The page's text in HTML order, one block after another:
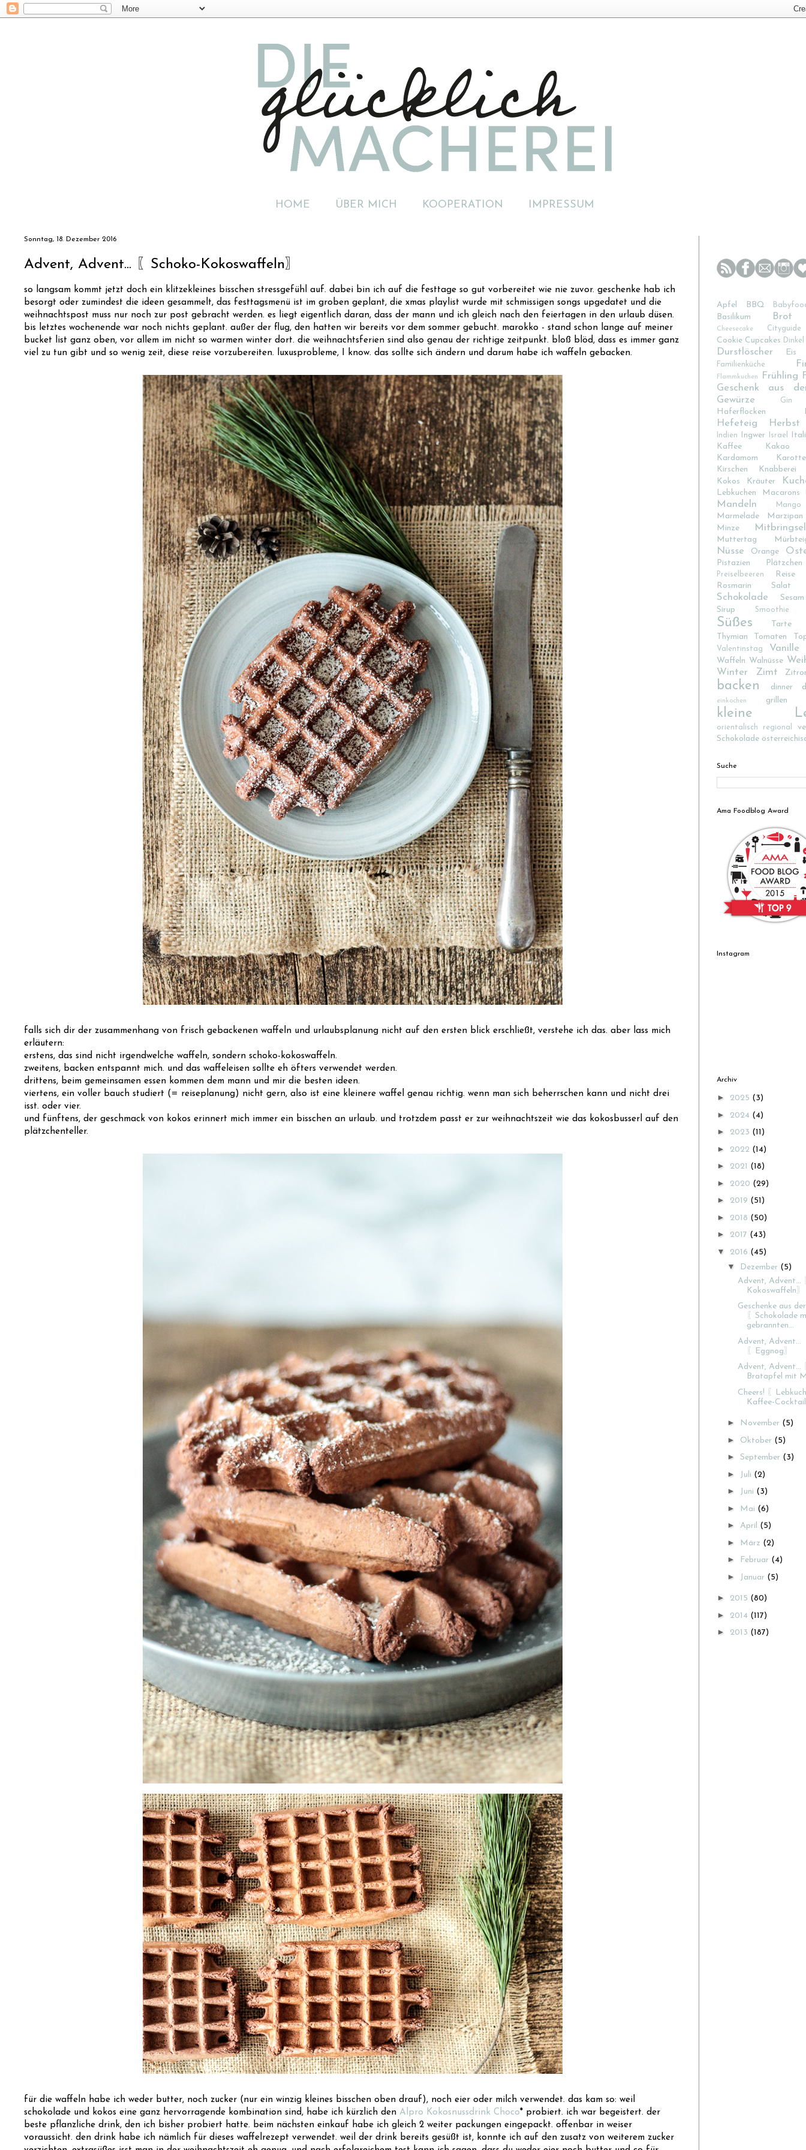
HOME ÜBER MICH KOOPERATION IMPRESSUM
Sonntag, 18. Dezember 2016
Advent, Advent... 〖Schoko-Kokoswaffeln〗
so langsam kommt jetzt doch ein klitzekleines bisschen stressgefühl auf. dabei bin ich auf die festtage so gut vorbereitet wie nie zuvor. geschenke hab ich
besorgt oder zumindest die ideen gesammelt, das festtagsmenü ist im groben geplant, die xmas playlist wurde mit schmissigen songs upgedatet und die
weihnachtspost muss nur noch zur post gebracht werden. es liegt eigentlich daran, dass der mann und ich gleich nach den feiertagen in den urlaub düsen.
bis letztes wochenende war noch nichts geplant. außer der flug, den hatten wir bereits vor dem sommer gebucht. marokko - stand schon lange auf meiner
bucket list ganz oben, vor allem im nicht so warmen winter dort. die weihnachtsferien sind also genau der richtige zeitpunkt. bloß blöd, dass es immer ganz
viel zu tun gibt und so wenig zeit, diese reise vorzubereiten. luxusprobleme, I know. das sollte sich ändern und darum habe ich waffeln gebacken.
falls sich dir der zusammenhang von frisch gebackenen waffeln und urlaubsplanung nicht auf den ersten blick erschließt, verstehe ich das. aber lass mich
erläutern:
erstens, das sind nicht irgendwelche waffeln, sondern schoko-kokoswaffeln.
zweitens, backen entspannt mich. und das waffeleisen sollte eh öfters verwendet werden.
drittens, beim gemeinsamen essen kommen dem mann und mir die besten ideen.
viertens, ein voller bauch studiert (= reiseplanung) nicht gern, also ist eine kleinere waffel genau richtig. wenn man sich beherrschen kann und nicht drei
isst. oder vier.
und fünftens, der geschmack von kokos erinnert mich immer ein bisschen an urlaub. und trotzdem passt er zur weihnachtszeit wie das kokosbusserl auf den
plätzchenteller.
für die waffeln habe ich weder butter, noch zucker (nur ein winzig kleines bisschen oben drauf), noch eier oder milch verwendet. das kam so: weil
schokolade und kokos eine ganz hervorragende kombination sind, habe ich kürzlich den Alpro Kokosnussdrink Choco* probiert. ich war begeistert. der
beste pflanzliche drink, den ich bisher probiert hatte. beim nächsten einkauf habe ich gleich 2 weiter packungen eingepackt. offenbar in weiser
voraussicht. den drink habe ich nämlich für dieses waffelrezept verwendet. weil der drink bereits gesüßt ist, konnte ich auf den zusatz von weiterem zucker
Apfel BBQ
Basilikum Brot
Cheesecake Cityguide
Cookie Cupcakes Dinkel
Durstlöscher Eis
Familienküche
Flammkuchen Frühling
Geschenk aus
Gewürze
Gin
Haferflocken
Hefeteig Herbst
Indien Ingwer Israel
Kaffee
Kakao
Kardamom
Karotte
Kirschen
Knabberei
Kokos
Kräuter
Lebkuchen Macarons
Mandeln Mango
Marmelade
Marzipan
Minze
Mitbringsel
Muttertag
Nüsse Orange
Pistazien Plätzchen
Preiselbeeren
Reise
Rosmarin
Salat
Schokolade
Sesam
Sirup
Smoothie
Süßes
Tarte
Thymian
Tomaten
Valentinstag Vanille
Waffeln Walnüsse
Winter
Zimt
backen dinner
einkochen grillen
kleine
orientalisch regional
Schokolade
Suche
Ama Foodblog Award
Instagram
Archiv
► 2025 (3)
► 2024 (4)
► 2023 (11)
► 2022 (14)
► 2021 (18)
► 2020 (29)
► 2019 (51)
► 2018 (50)
► 2017 (43)
▼ 2016 (45)
▼ Dezember (5)
Advent, Advent...
Kokoswaffeln〗
Geschenke aus
〖Schokolade
gebrannten...
Advent, Advent...
〖Eggnog〗
Advent, Advent...
Bratapfel mit
Cheers! 〖
Kaffee-
► November (5)
► Oktober (5)
► September (3)
► Juli (2)
► Juni (3)
► Mai (6)
► April (5)
► März (2)
► Februar (4)
► Januar (5)
► 2015 (80)
► 2014 (117)
► 2013 (187)